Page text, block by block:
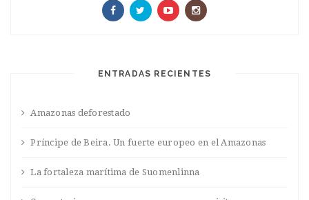
ENTRADAS RECIENTES
Amazonas deforestado
Príncipe de Beira. Un fuerte europeo en el Amazonas
La fortaleza marítima de Suomenlinna